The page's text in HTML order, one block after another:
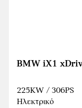
BMW iX1
225KW / 306PS
Ηλεκτρικό